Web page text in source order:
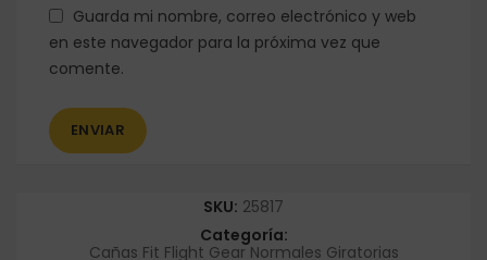
Guarda mi nombre, correo electrónico y web
en este navegador para la próxima vez que
comente.
SKU: 25817
Categoría:
Cañas Fit Flight Gear Normales Giratorias